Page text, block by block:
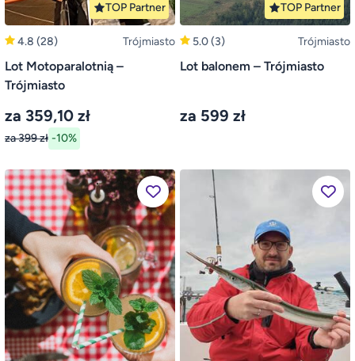
TOP Partner
4.8 (28) Trójmiasto
Lot Motoparalotnią –
Trójmiasto
za 359,10 zł
za 399 zł -10%
TOP Partner
5.0(3) Trójmiasto
Lot balonem – Trójmiasto
za 599 zł